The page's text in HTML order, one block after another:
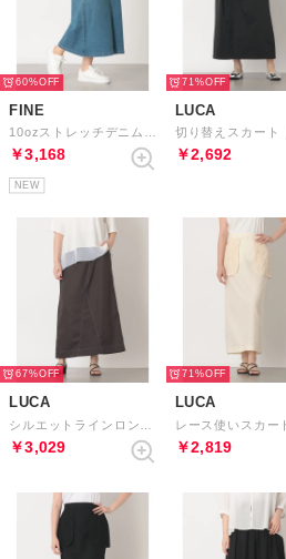
60%
FINE
￥3,168
NEW
71%
LUCA
￥2,692
67%
LUCA
￥3,029
71%
LUCA
￥2,819